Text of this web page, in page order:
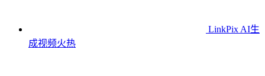
LinkPix AI生
成视频火热